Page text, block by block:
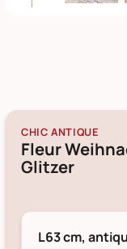
CHIC ANTIQUE
Fleur
Glitzer
L63 cm,